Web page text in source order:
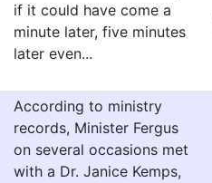
if it could have come a
minute later, five minutes
later even...
According to ministry
records, Minister Fergus
on several occasions met
with a Dr. Janice Kemps,